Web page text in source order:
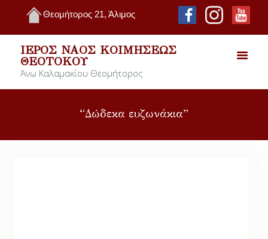
Θεομήτορος 21, Άλιμος
ΙΕΡΌΣ ΝΑΌΣ ΚΟΙΜΉΣΕΩΣ
ΘΕΟΤΌΚΟΥ
Άνω Καλαμακίου Θεομήτορος
“Δώδεκα ευζωνάκια”